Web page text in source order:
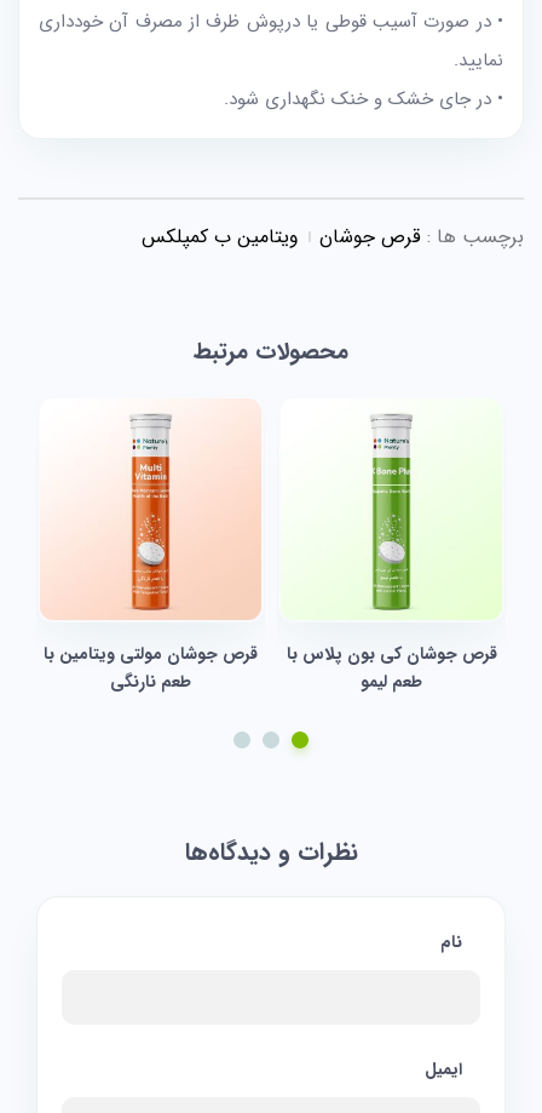
• در صورت آسیب قوطی یا درپوش ظرف از مصرف آن خودداری
نمایید.
• در جای خشک و خنک نگهداری شود.
برچسب ها : قرص جوشان ویتامین ب کمپلکس
محصولات مرتبط
قرص جوشان کی بون پلاس با
طعم لیمو
قرص جوشان مولتی ویتامین با
طعم نارنگی
نظرات و دیدگاه‌ها
نام
ایمیل